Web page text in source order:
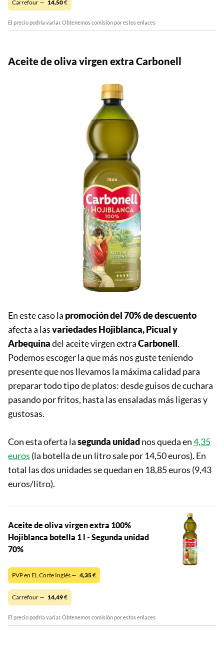
Carrefour — 14,50€
El precio podría variar. Obtenemos comisión por estos enlaces
Aceite de oliva virgen extra Carbonell
En este caso la promoción del 70% de descuento
afecta a lasvariedades Hojiblanca, Picual y
Arbequinadel aceite virgen extraCarbonell.
Podemos escoger la que más nos guste teniendo
presente que nos llevamos la máxima calidad para
preparar todo tipo de platos: desde guisos de cuchara
pasando por fritos, hasta las ensaladas más ligeras y
gustosas.
Con esta oferta lasegunda unidadnos queda en4,35
euros (la botella de un litro sale por 14,50 euros). En
total las dos unidades se quedan en 18,85 euros (9,43
euros/litro).
Aceite de oliva virgen extra 100%
Hojiblanca botella 1 l - Segunda unidad
70%
PVP en EL Corte Inglés — 4,35€
Carrefour — 14,49€
El precio podría variar. Obtenemos comisión por estos enlaces